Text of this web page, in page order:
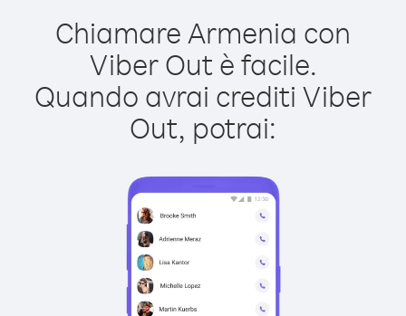
Chiamare Armenia con
Viber Out è facile.
Quando avrai crediti Viber
Out, potrai: